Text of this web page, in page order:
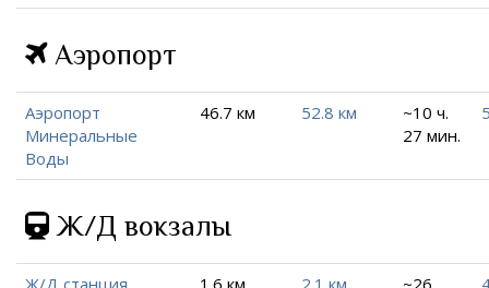
Аэропорт
Аэропорт
Минеральные
Воды
46.7 км 52.8 км
~10 ч.
27 мин.
Ж/Д вокзалы